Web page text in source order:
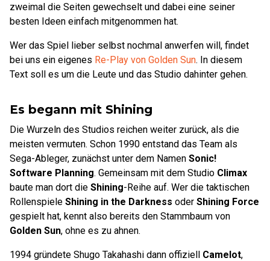
zweimal die Seiten gewechselt und dabei eine seiner
besten Ideen einfach mitgenommen hat.
Wer das Spiel lieber selbst nochmal anwerfen will, findet
bei uns ein eigenes Re-Play von Golden Sun. In diesem
Text soll es um die Leute und das Studio dahinter gehen.
Es begann mit Shining
Die Wurzeln des Studios reichen weiter zurück, als die
meisten vermuten. Schon 1990 entstand das Team als
Sega-Ableger, zunächst unter dem Namen Sonic!
Software Planning. Gemeinsam mit dem Studio Climax
baute man dort die Shining-Reihe auf. Wer die taktischen
Rollenspiele Shining in the Darkness oder Shining Force
gespielt hat, kennt also bereits den Stammbaum von
Golden Sun, ohne es zu ahnen.
1994 gründete Shugo Takahashi dann offiziell Camelot,